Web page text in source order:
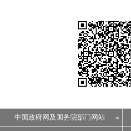
中国政府网及国务院部门网站